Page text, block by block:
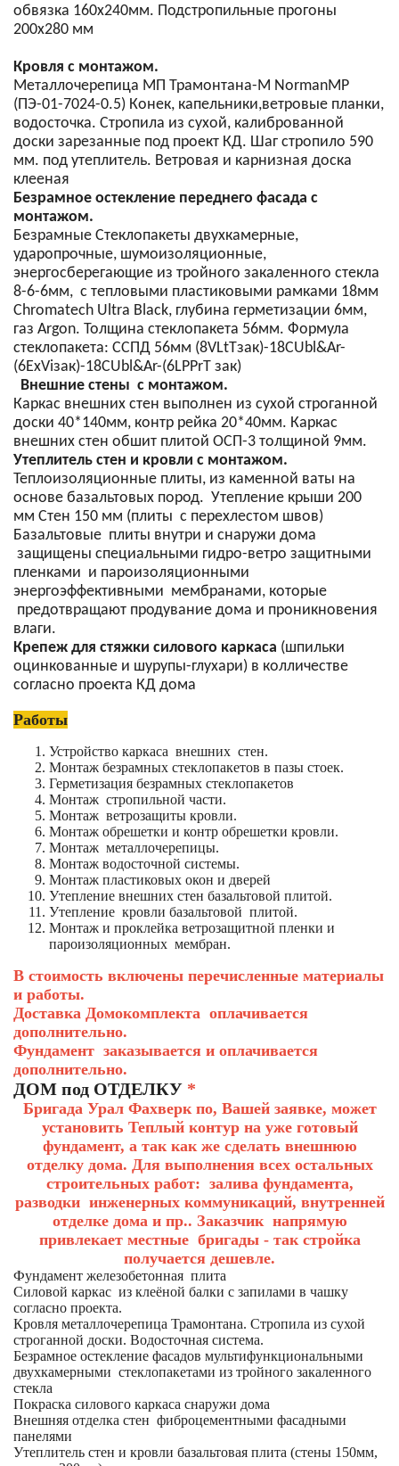
обвязка 160х240мм. Подстропильные прогоны
200х280 мм
Кровля с монтажом.
Металлочерепица МП Трамонтана-M NormanMP
(ПЭ-01-7024-0.5) Конек, капельники,ветровые планки,
водосточка. Стропила из сухой, калиброванной
доски зарезанные под проект КД. Шаг стропило 590
мм. под утеплитель. Ветровая и карнизная доска
клееная
Безрамное остекление переднего фасада с
монтажом.
Безрамные Стеклопакеты двухкамерные,
ударопрочные, шумоизоляционные,
энергосберегающие из тройного закаленного стекла
8-6-6мм, с тепловыми пластиковыми рамками 18мм
Chromatech Ultra Black, глубина герметизации 6мм,
газ Argon. Толщина стеклопакета 56мм. Формула
стеклопакета: CСПД 56мм (8VLtTзак)-18CUbl&Ar-
(6ExViзак)-18CUbl&Ar-(6LPPrT зак)
Внешние стены с монтажом.
Каркас внешних стен выполнен из сухой строганной
доски 40*140мм, контр рейка 20*40мм. Каркас
внешних стен обшит плитой ОСП-3 толщиной 9мм.
Утеплитель стен и кровли с монтажом.
Теплоизоляционные плиты, из каменной ваты на
основе базальтовых пород. Утепление крыши 200
мм Стен 150 мм (плиты с перехлестом швов)
Базальтовые плиты внутри и снаружи дома
защищены специальными гидро-ветро защитными
пленками и пароизоляционными
энергоэффективными мембранами, которые
предотвращают продувание дома и проникновения
влаги.
Крепеж для стяжки силового каркаса (шпильки
оцинкованные и шурупы-глухари) в колличестве
согласно проекта КД дома
Работы
Устройство каркаса внешних стен.
Монтаж безрамных стеклопакетов в пазы стоек.
Герметизация безрамных стеклопакетов
Монтаж стропильной части.
Монтаж ветрозащиты кровли.
Монтаж обрешетки и контр обрешетки кровли.
Монтаж металлочерепицы.
Монтаж водосточной системы.
Монтаж пластиковых окон и дверей
Утепление внешних стен базальтовой плитой.
Утепление кровли базальтовой плитой.
Монтаж и проклейка ветрозащитной пленки и
пароизоляционных мембран.
В стоимость включены перечисленные материалы
и работы.
Доставка Домокомплекта оплачивается
дополнительно.
Фундамент заказывается и оплачивается
дополнительно.
ДОМ под ОТДЕЛКУ *
Бригада Урал Фахверк по, Вашей заявке, может
установить Теплый контур на уже готовый
фундамент, а так как же сделать внешнюю
отделку дома. Для выполнения всех остальных
строительных работ: залива фундамента,
разводки инженерных коммуникаций, внутренней
отделке дома и пр.. Заказчик напрямую
привлекает местные бригады - так стройка
получается дешевле.
Фундамент железобетонная плита
Силовой каркас из клеёной балки с запилами в чашку
согласно проекта.
Кровля металлочерепица Трамонтана. Стропила из сухой
строганной доски. Водосточная система.
Безрамное остекление фасадов мультифункциональными
двухкамерными стеклопакетами из тройного закаленного
стекла
Покраска силового каркаса снаружи дома
Внешняя отделка стен фиброцементными фасадными
панелями
Утеплитель стен и кровли базальтовая плита (стены 150мм,